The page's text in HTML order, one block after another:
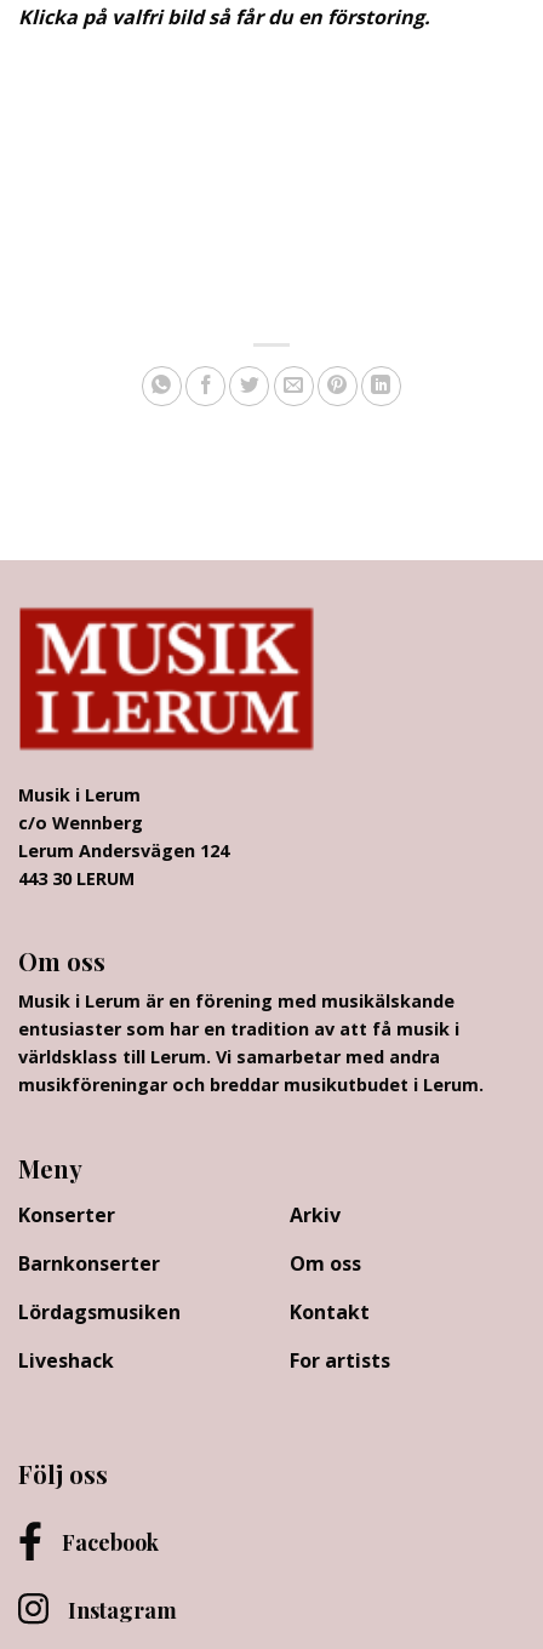
Musik i Lerum
c/o Wennberg
Lerum Andersvägen 124
443 30 LERUM
Om oss
Musik i Lerum är en förening med musikälskande
entusiaster som har en tradition av att få musik i
världsklass till Lerum. Vi samarbetar med andra
musikföreningar och breddar musikutbudet i Lerum.
Meny
Konserter
Barnkonserter
Lördagsmusiken
Liveshack
Arkiv
Om oss
Kontakt
For artists
Följ oss
Facebook
Instagram